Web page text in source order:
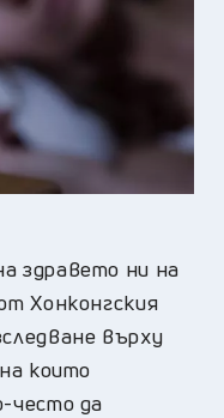
здравето ни на
Хонконгския
върху
които
често да